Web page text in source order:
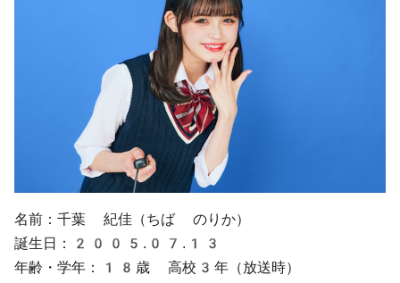
名前：千葉 紀佳（ちば のりか）
誕生日：2005.07.13
年齢・学年：18歳 高校3年（放送時）